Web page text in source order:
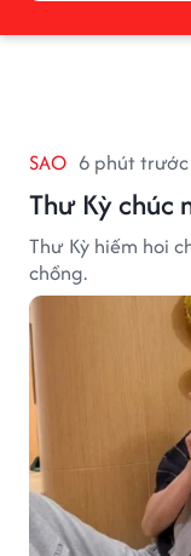
SAO 6 phút trước
Thư Kỳ chúc
Thư Kỳ hiếm hoi
chồng.